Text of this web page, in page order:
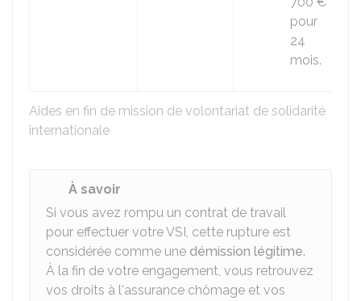
Aides en fin de mission de volontariat de solidarité
internationale
pour
24
mois.
À savoir
Si vous avez rompu un contrat de travail
pour effectuer votre VSI, cette rupture est
considérée comme une démission légitime.
À la fin de votre engagement, vous retrouvez
vos droits à l'assurance chômage et vos